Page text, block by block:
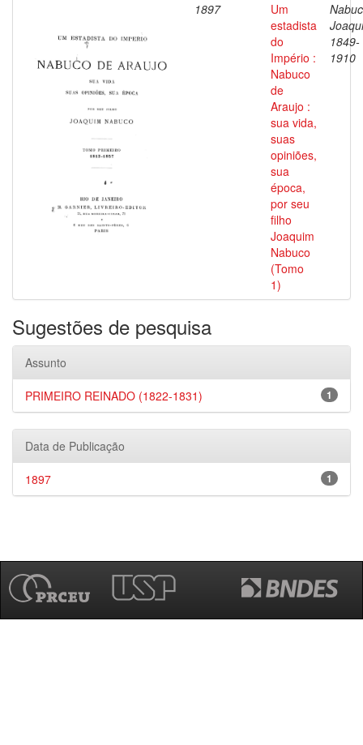
1897
Um
estadista
do
Império :
Nabuco
de
Araujo :
sua vida,
suas
opiniões,
sua
época,
por seu
filho
Joaquim
Nabuco
(Tomo
1)
1849-
1910
Sugestões de pesquisa
Assunto
1
PRIMEIRO REINADO (1822-1831)
Data de Publicação
1
1897